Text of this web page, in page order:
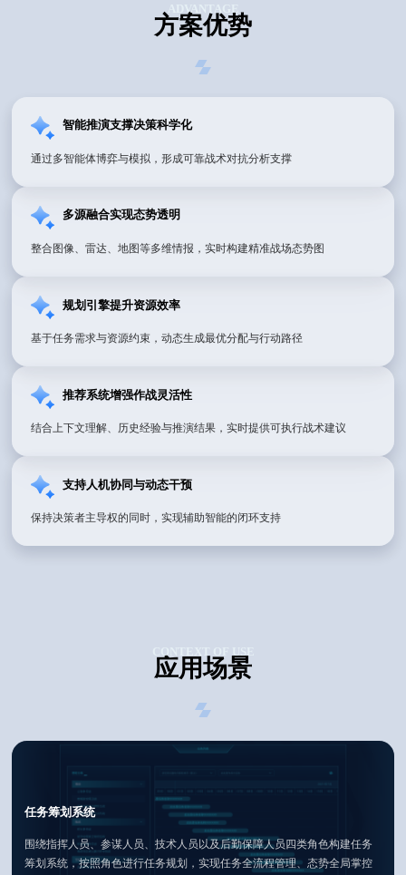
方案优势
ADVANTAGE
智能推演支撑决策科学化
通过多智能体博弈与模拟，形成可靠战术对抗分析支撑
多源融合实现态势透明
整合图像、雷达、地图等多维情报，实时构建精准战场态势图
规划引擎提升资源效率
基于任务需求与资源约束，动态生成最优分配与行动路径
推荐系统增强作战灵活性
结合上下文理解、历史经验与推演结果，实时提供可执行战术建议
支持人机协同与动态干预
保持决策者主导权的同时，实现辅助智能的闭环支持
应用场景
CONTEXT OF USE
任务筹划系统
围绕指挥人员、参谋人员、技术人员以及后勤保障人员四类角色构建任务
筹划系统，按照角色进行任务规划，实现任务全流程管理、态势全局掌控